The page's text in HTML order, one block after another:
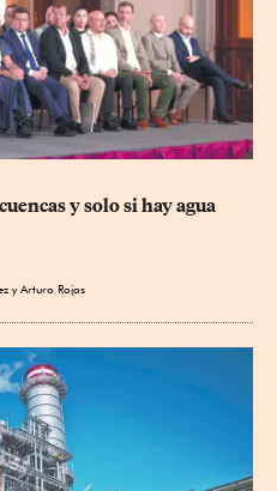
y solo si hay agua
yArturo Rojas